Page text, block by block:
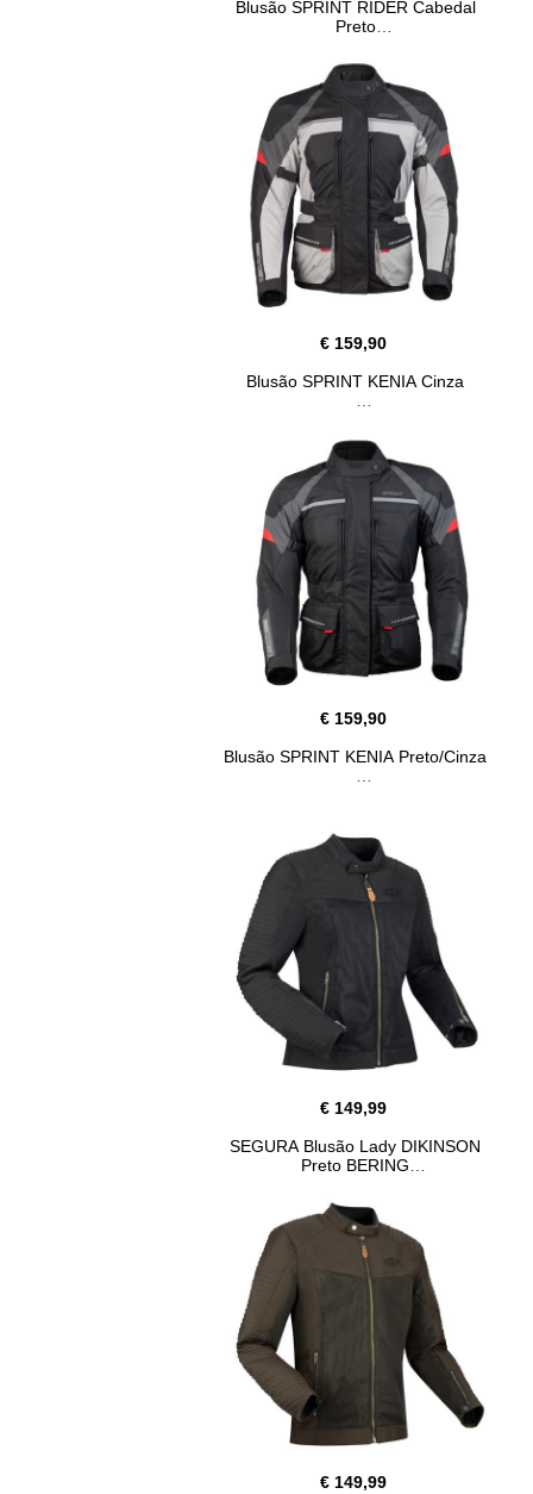
Blusão SPRINT RIDER Cabedal
Preto
€ 159,90
Blusão SPRINT KENIA Cinza
€ 159,90
Blusão SPRINT KENIA Preto/Cinza
€ 149,99
SEGURA Blusão Lady DIKINSON
Preto BERING
€ 149,99